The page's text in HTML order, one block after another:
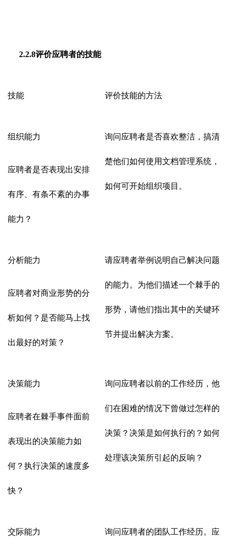
2.2.8评价应聘者的技能
技能 评价技能的方法
组织能力
应聘者是否表现出安排
有序、有条不紊的办事
能力？
询问应聘者是否喜欢整洁，搞清
楚他们如何使用文档管理系统，
如何可开始组织项目。
分析能力
应聘者对商业形势的分
析如何？是否能马上找
出最好的对策？
请应聘者举例说明自己解决问题
的能力。为他们描述一个棘手的
形势，请他们指出其中的关键环
节并提出解决方案。
决策能力
应聘者在棘手事件面前
表现出的决策能力如
何？执行决策的速度多
快？
询问应聘者以前的工作经历，他
们在困难的情况下曾做过怎样的
决策？决策是如何执行的？如何
处理该决策所引起的反响？
交际能力 询问应聘者的团队工作经历。应